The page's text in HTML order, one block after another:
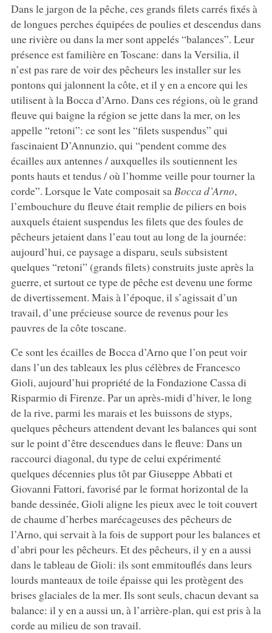
Dans le jargon de la pêche, ces grands filets carrés fixés à
de longues perches équipées de poulies et descendus dans
une rivière ou dans la mer sont appelés “balances”. Leur
présence est familière en Toscane: dans la Versilia, il
n’est pas rare de voir des pêcheurs les installer sur les
pontons qui jalonnent la côte, et il y en a encore qui les
utilisent à la Bocca d’Arno. Dans ces régions, où le grand
fleuve qui baigne la région se jette dans la mer, on les
appelle “retoni”: ce sont les “filets suspendus” qui
fascinaient D’Annunzio, qui “pendent comme des
écailles aux antennes / auxquelles ils soutiennent les
ponts hauts et tendus / où l’homme veille pour tourner la
corde”. Lorsque le Vate composait sa Bocca d’Arno,
l’embouchure du fleuve était remplie de piliers en bois
auxquels étaient suspendus les filets que des foules de
pêcheurs jetaient dans l’eau tout au long de la journée:
aujourd’hui, ce paysage a disparu, seuls subsistent
quelques “retoni” (grands filets) construits juste après la
guerre, et surtout ce type de pêche est devenu une forme
de divertissement. Mais à l’époque, il s’agissait d’un
travail, d’une précieuse source de revenus pour les
pauvres de la côte toscane.
Ce sont les écailles de Bocca d’Arno que l’on peut voir
dans l’un des tableaux les plus célèbres de Francesco
Gioli, aujourd’hui propriété de la Fondazione Cassa di
Risparmio di Firenze. Par un après-midi d’hiver, le long
de la rive, parmi les marais et les buissons de styps,
quelques pêcheurs attendent devant les balances qui sont
sur le point d’être descendues dans le fleuve: Dans un
raccourci diagonal, du type de celui expérimenté
quelques décennies plus tôt par Giuseppe Abbati et
Giovanni Fattori, favorisé par le format horizontal de la
bande dessinée, Gioli aligne les pieux avec le toit couvert
de chaume d’herbes marécageuses des pêcheurs de
l’Arno, qui servait à la fois de support pour les balances et
d’abri pour les pêcheurs. Et des pêcheurs, il y en a aussi
dans le tableau de Gioli: ils sont emmitouflés dans leurs
lourds manteaux de toile épaisse qui les protègent des
brises glaciales de la mer. Ils sont seuls, chacun devant sa
balance: il y en a aussi un, à l’arrière-plan, qui est pris à la
corde au milieu de son travail.